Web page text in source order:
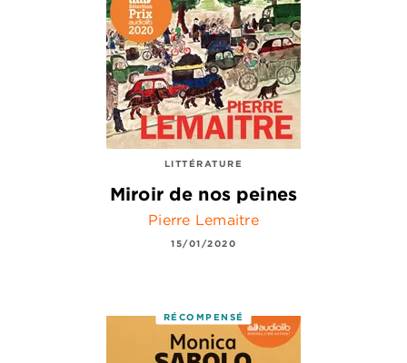
LITTÉRATURE
Miroir de nos peines
Pierre Lemaitre
15/01/2020
RÉCOMPENSÉ